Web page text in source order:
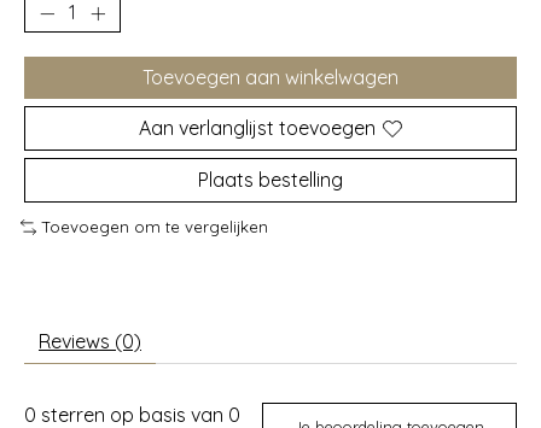
Toevoegen aan winkelwagen
Aan verlanglijst toevoegen
Plaats bestelling
Toevoegen om te vergelijken
Reviews (0)
0 sterren op basis van 0